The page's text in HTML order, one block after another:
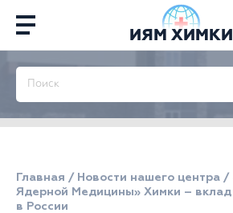
ИЯМ ХИМКИ
Главная / Новости нашего центра /
Ядерной Медицины» Химки – вклад
в России